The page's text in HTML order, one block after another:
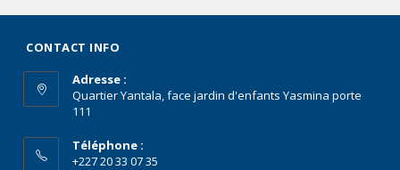
CONTACT INFO
Adresse :
Quartier Yantala, face jardin d'enfants Yasmina porte
111
Téléphone :
+227 20 33 07 35